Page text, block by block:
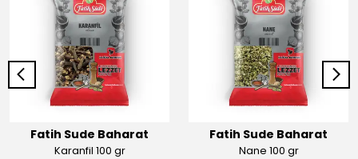
Fatih Sude Baharat
Karanfil 100 gr
Fatih Sude Baharat
Nane 100 gr